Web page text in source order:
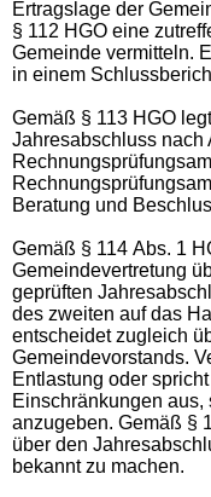
Ertragslage der
§ 112 HGO eine
Gemeinde vermitteln.
in einem
Gemäß § 113 HGO
Jahresabschluss nach
Beratung und
Gemäß § 114 Abs. 1
Gemeindevertretung
geprüften
des zweiten auf das
entscheidet zugleich
Gemeindevorstands.
Entlastung oder
Einschränkungen aus,
anzugeben. Gemäß §
über den
bekannt zu machen.